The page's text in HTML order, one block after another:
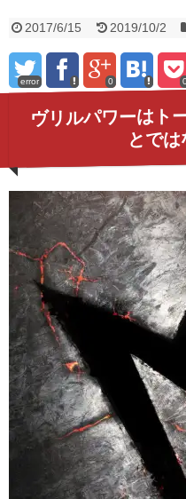
2017/6/15 2019/10/2
error 0
ヴリルパワーはト
とでは